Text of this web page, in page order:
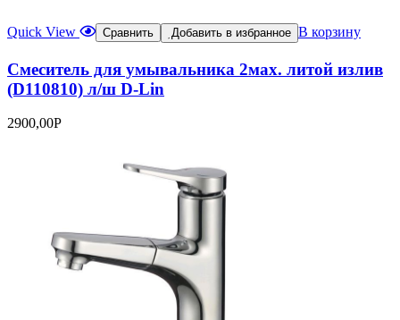
Quick View Сравнить Добавить в избранное В корзину
Смеситель для умывальника 2мах. литой излив
(D110810) л/ш D-Lin
2900,00Р